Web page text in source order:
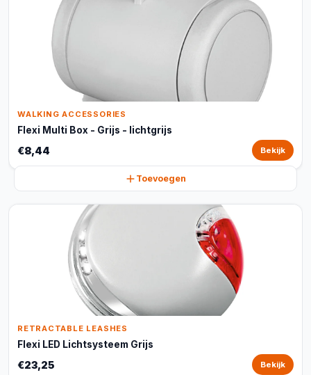
WALKING ACCESSORIES
Flexi Multi Box - Grijs - lichtgrijs
€8,44 Bekijk
Toevoegen
RETRACTABLE LEASHES
Flexi LED Lichtsysteem Grijs
€23,25 Bekijk